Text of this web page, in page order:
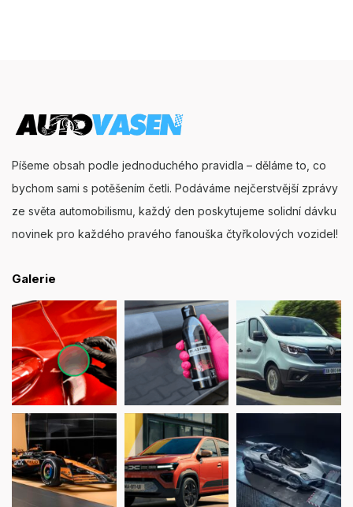
Píšeme obsah podle jednoduchého pravidla – děláme to, co
bychom sami s potěšením četli. Podáváme nejčerstvější zprávy
ze světa automobilismu, každý den poskytujeme solidní dávku
novinek pro každého pravého fanouška čtyřkolových vozidel!
Galerie